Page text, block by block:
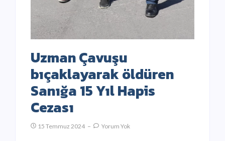
Uzman Çavuşu
bıçaklayarak öldüren
Sanığa 15 Yıl Hapis
Cezası
15 Temmuz 2024 Yorum Yok